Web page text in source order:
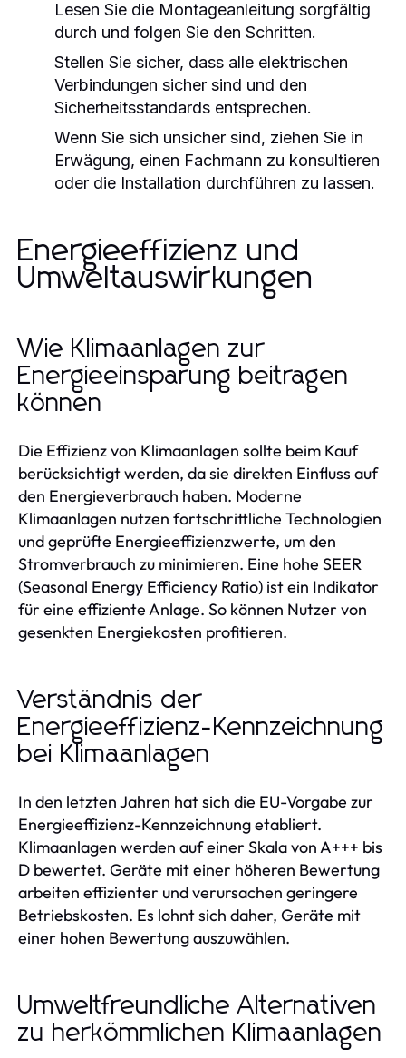
Lesen Sie die Montageanleitung sorgfältig
durch und folgen Sie den Schritten.
Stellen Sie sicher, dass alle elektrischen
Verbindungen sicher sind und den
Sicherheitsstandards entsprechen.
Wenn Sie sich unsicher sind, ziehen Sie in
Erwägung, einen Fachmann zu konsultieren
oder die Installation durchführen zu lassen.
Energieeffizienz und
Umweltauswirkungen
Wie Klimaanlagen zur
Energieeinsparung beitragen
können
Die Effizienz von Klimaanlagen sollte beim Kauf
berücksichtigt werden, da sie direkten Einfluss auf
den Energieverbrauch haben. Moderne
Klimaanlagen nutzen fortschrittliche Technologien
und geprüfte Energieeffizienzwerte, um den
Stromverbrauch zu minimieren. Eine hohe SEER
(Seasonal Energy Efficiency Ratio) ist ein Indikator
für eine effiziente Anlage. So können Nutzer von
gesenkten Energiekosten profitieren.
Verständnis der
Energieeffizienz-Kennzeichnung
bei Klimaanlagen
In den letzten Jahren hat sich die EU-Vorgabe zur
Energieeffizienz-Kennzeichnung etabliert.
Klimaanlagen werden auf einer Skala von A+++ bis
D bewertet. Geräte mit einer höheren Bewertung
arbeiten effizienter und verursachen geringere
Betriebskosten. Es lohnt sich daher, Geräte mit
einer hohen Bewertung auszuwählen.
Umweltfreundliche Alternativen
zu herkömmlichen Klimaanlagen